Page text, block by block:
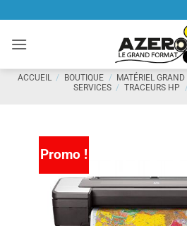
contenu
ACCUEIL / BOUTIQUE / MATÉRIEL
SERVICES / TRACEURS HP
Promo !